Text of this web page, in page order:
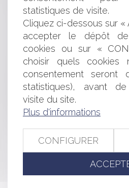
l’appel au boycott
Fabricant et responsabilité
Pas de suspension de la
entre concubins
Assemblée générale de
capital adoptée à une majorité
Agent immobilier : DPE,
départ du délai de prescription
Réception judiciaire et
Défaut de performance
<< < ... 9 10 11 12
statistiques de visite.
Cliquez ci-dessous sur «
accepter le dépôt
cookies ou sur «
choisir quels cookies
consentement seront
statistiques), avant
visite du site.
Plus d'informations
CONFIGURER